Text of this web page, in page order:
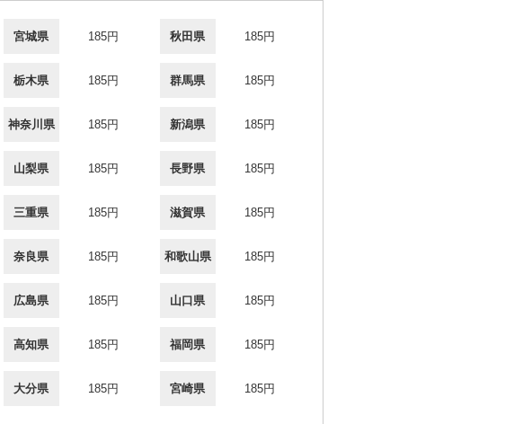
宮城県 185円 秋田県 185円
栃木県 185円 群馬県 185円
神奈川県 185円 新潟県 185円
山梨県 185円 長野県 185円
三重県 185円 滋賀県 185円
奈良県 185円 和歌山県 185円
広島県 185円 山口県 185円
高知県 185円 福岡県 185円
大分県 185円 宮崎県 185円